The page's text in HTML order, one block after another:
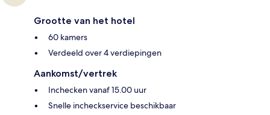
Grootte van het hotel
60 kamers
Verdeeld over 4 verdiepingen
Aankomst/vertrek
Inchecken vanaf 15.00 uur
Snelle incheckservice beschikbaar